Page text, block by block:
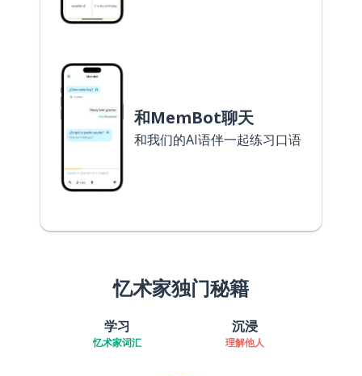
和MemBot聊天
和我们的AI语伴一起练习口语
忆术家独门秘籍
学习
忆术家词汇
沉浸
理解他人